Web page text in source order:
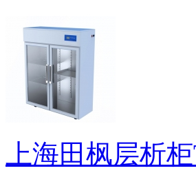
上海田枫层析